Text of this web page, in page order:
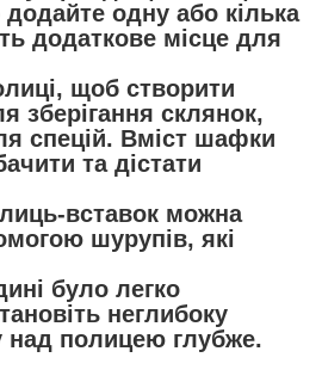
одну або кілька
додаткове місце для
щоб створити
зберігання склянок,
спецій. Вміст шафки
та дістати
вставок можна
шурупів, які
було легко
неглибоку
над полицею глубже.